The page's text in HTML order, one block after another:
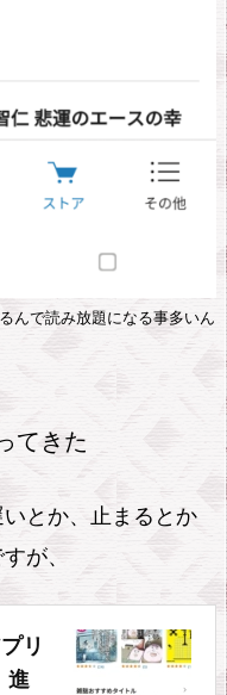
んで読み放題になる事多いん
てきた
とか、止まるとか
が、
リ
進